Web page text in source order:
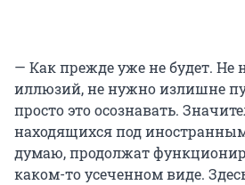
— Как прежде уже не будет. Не
иллюзий, не нужно излишне
просто это осознавать.
находящихся под
думаю, продолжат
каком-то усеченном виде.